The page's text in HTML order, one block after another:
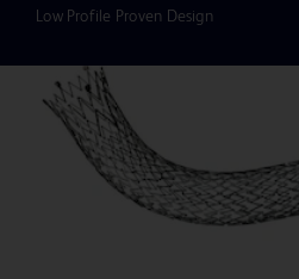
Low Profile Proven Design